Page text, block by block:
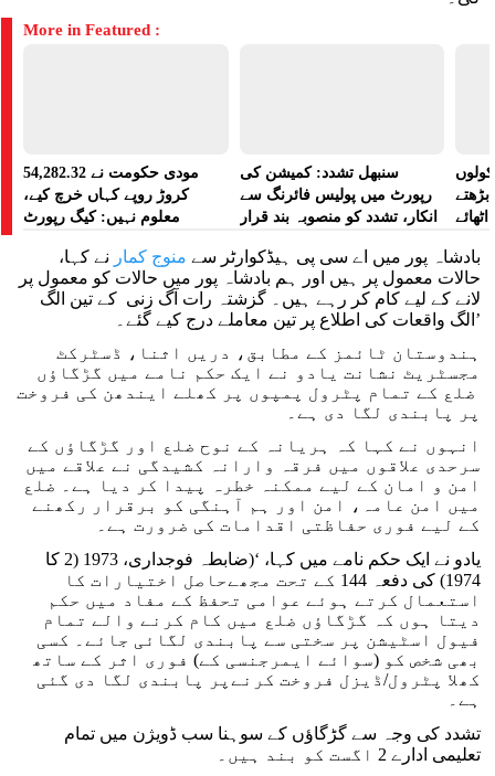
More in Featured :
مودی حکومت نے 54,282.32
کروڑ روپے کہاں خرچ کیے،
معلوم نہیں: کیگ رپورٹ
سنبھل تشدد: کمیشن کی
رپورٹ میں پولیس فائرنگ سے
انکار، تشدد کو منصوبہ بند قرار
بادشاہ پور میں اے سی پی ہیڈکوارٹر سے منوج کمار نے کہا،
حالات معمول پر ہیں اور ہم بادشاہ پور میں حالات کو معمول پر
لانے کے لیے کام کر رہے ہیں۔ گزشتہ رات آگ زنی کے تین الگ
الگ واقعات کی اطلاع پر تین معاملے درج کیے گئے۔’
ہندوستان ٹائمز کے مطابق، دریں اثنا، ڈسٹرکٹ
مجسٹریٹ نشانت یادو نے ایک حکم نامے میں گڑگاؤں
ضلع کے تمام پٹرول پمپوں پر کھلے ایندھن کی فروخت
پر پابندی لگا دی ہے۔
انہوں نے کہا کہ ہریانہ کے نوح ضلع اور گڑگاؤں کے
سرحدی علاقوں میں فرقہ وارانہ کشیدگی نے علاقے میں
امن و امان کے لیے ممکنہ خطرہ پیدا کر دیا ہے۔ ضلع
میں امن عامہ، امن اور ہم آہنگی کو برقرار رکھنے
کے لیے فوری حفاظتی اقدامات کی ضرورت ہے۔
یادو نے ایک حکم نامے میں کہا، ‘(ضابطہ فوجداری، 1973 (2 کا
1974) کی دفعہ 144 کے تحت مجھےحاصل اختیارات کا
استعمال کرتے ہوئے عوامی تحفظ کے مفاد میں حکم
دیتا ہوں کہ گڑگاؤں ضلع میں کام کرنے والے تمام
فیول اسٹیشن پر سختی سے پابندی لگائی جائے۔ کسی
بھی شخص کو (سوائے ایمرجنسی کے) فوری اثر کے ساتھ
کھلا پٹرول/ڈیزل فروخت کرنےپر پابندی لگا دی گئی
ہے۔
تشدد کی وجہ سے گڑگاؤں کے سوہنا سب ڈویژن میں تمام
تعلیمی ادارے 2 اگست کو بند ہیں۔